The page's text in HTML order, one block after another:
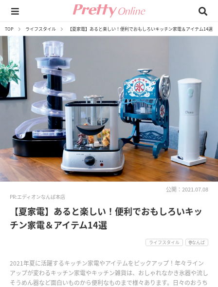
TOP ライフスタイル 【夏家電】あると楽しい！便利でおもしろいキッチン家電＆アイテム14選
公開：2021.07.08
PR:エディオンなんば本店
【夏家電】あると楽しい！便利でおもしろいキッ
チン家電＆アイテム14選
ライフスタイル なんば
2021年夏に活躍するキッチン家電やアイテムをピックアップ！年々ライン
アップが変わるキッチン家電やキッチン雑貨は、おしゃれなかき氷器や流し
そうめん器など面白いものから便利なものまで様々あります。日々のおうち